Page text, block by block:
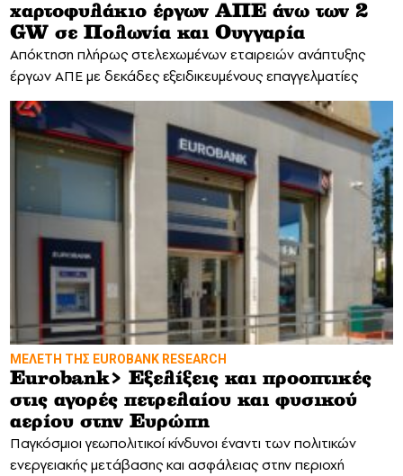
χαρτοφυλάκιο έργων ΑΠΕ άνω των 2
GW σε Πολωνία και Ουγγαρία
Απόκτηση πλήρως στελεχωμένων εταιρειών ανάπτυξης
έργων ΑΠΕ με δεκάδες εξειδικευμένους επαγγελματίες
MΕΛΕΤΗ ΤΗΣ EUROBANK RESEARCH
Eurobank> Εξελίξεις και προοπτικές
στις αγορές πετρελαίου και φυσικού
αερίου στην Ευρώπη
Παγκόσμιοι γεωπολιτικοί κίνδυνοι έναντι των πολιτικών
ενεργειακής μετάβασης και ασφάλειας στην περιοχή